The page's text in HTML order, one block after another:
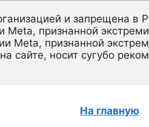
и запрещена в
признанной
Meta, признанной
носит сугубо
На главную